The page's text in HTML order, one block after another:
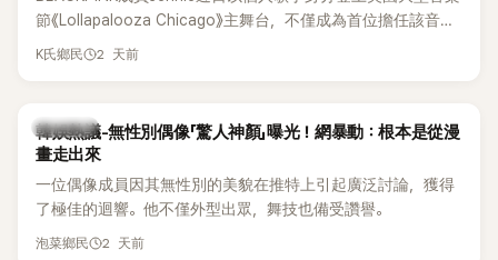
節《Lollapalooza Chicago》主舞台，不僅成為首位擔任該音樂
節Headliner（壓軸主秀）的K-POP女SOLO歌手，寫下全新紀
形容整場演出「就像一場豪華KTV」。
K氏鄉民 2 天前
熱議討論
韓娛熱議-無性別偶像「驚人神顏」曝光！網暴動：根本是從漫
畫走出來
一位偶像成員因其無性別的美貌在推特上引起廣泛討論，獲得
了極佳的迴響。他不僅外型出眾，舞技也備受讚譽。
泡菜鄉民 2 天前